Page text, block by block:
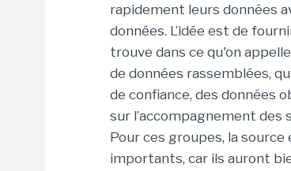
rapidement leurs données
données. L’idée est de
trouve dans ce qu'on
de données rassemblées,
de confiance, des données
sur l’accompagnement des
Pour ces groupes, la
importants, car ils auront